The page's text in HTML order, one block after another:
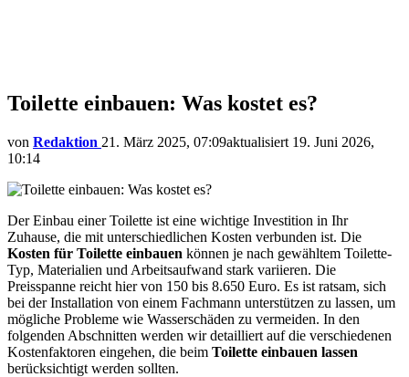
Toilette einbauen: Was kostet es?
von Redaktion 21. März 2025, 07:09aktualisiert 19. Juni 2026,
10:14
Der Einbau einer Toilette ist eine wichtige Investition in Ihr
Zuhause, die mit unterschiedlichen Kosten verbunden ist. Die
Kosten für Toilette einbauen können je nach gewähltem Toilette-
Typ, Materialien und Arbeitsaufwand stark variieren. Die
Preisspanne reicht hier von 150 bis 8.650 Euro. Es ist ratsam, sich
bei der Installation von einem Fachmann unterstützen zu lassen, um
mögliche Probleme wie Wasserschäden zu vermeiden. In den
folgenden Abschnitten werden wir detailliert auf die verschiedenen
Kostenfaktoren eingehen, die beim Toilette einbauen lassen
berücksichtigt werden sollten.